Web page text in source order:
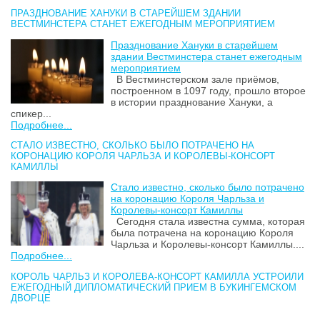
ПРАЗДНОВАНИЕ ХАНУКИ В СТАРЕЙШЕМ ЗДАНИИ
ВЕСТМИНСТЕРА СТАНЕТ ЕЖЕГОДНЫМ МЕРОПРИЯТИЕМ
Празднование Хануки в старейшем
здании Вестминстера станет ежегодным
мероприятием
В Вестминстерском зале приёмов,
построенном в 1097 году, прошло второе
в истории празднование Хануки, а
спикер...
Подробнее...
СТАЛО ИЗВЕСТНО, СКОЛЬКО БЫЛО ПОТРАЧЕНО НА
КОРОНАЦИЮ КОРОЛЯ ЧАРЛЬЗА И КОРОЛЕВЫ-КОНСОРТ
КАМИЛЛЫ
Стало известно, сколько было потрачено
на коронацию Короля Чарльза и
Королевы-консорт Камиллы
Сегодня стала известна сумма, которая
была потрачена на коронацию Короля
Чарльза и Королевы-консорт Камиллы....
Подробнее...
КОРОЛЬ ЧАРЛЬЗ И КОРОЛЕВА-КОНСОРТ КАМИЛЛА УСТРОИЛИ
ЕЖЕГОДНЫЙ ДИПЛОМАТИЧЕСКИЙ ПРИЕМ В БУКИНГЕМСКОМ
ДВОРЦЕ